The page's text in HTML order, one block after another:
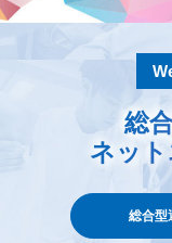
総
ネッ
総合型